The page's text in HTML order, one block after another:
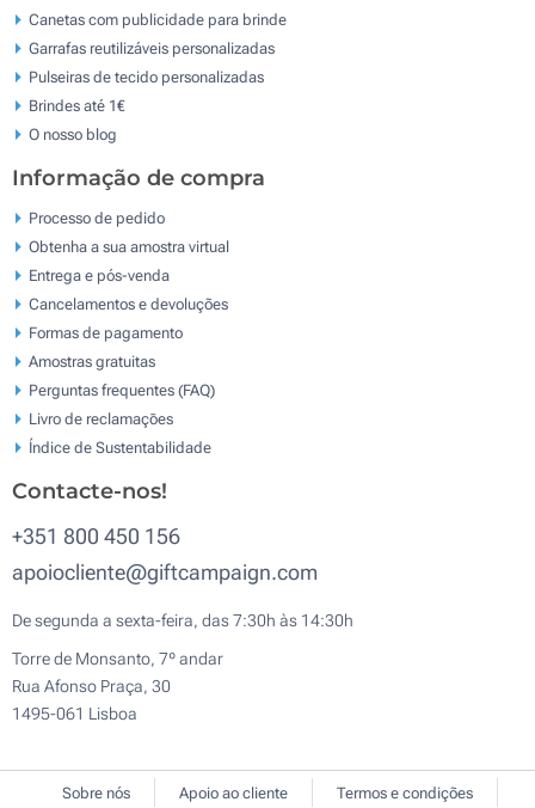
Canetas com publicidade para brinde
Garrafas reutilizáveis personalizadas
Pulseiras de tecido personalizadas
Brindes até 1€
O nosso blog
Informação de compra
Processo de pedido
Obtenha a sua amostra virtual
Entrega e pós-venda
Cancelamentos e devoluções
Formas de pagamento
Amostras gratuitas
Perguntas frequentes (FAQ)
Livro de reclamaçōes
Índice de Sustentabilidade
Contacte-nos!
+351 800 450 156
apoiocliente@giftcampaign.com
De segunda a sexta-feira, das 7:30h às 14:30h
Torre de Monsanto, 7º andar
Rua Afonso Praça, 30
1495-061 Lisboa
Sobre nós Apoio ao cliente Termos e condições